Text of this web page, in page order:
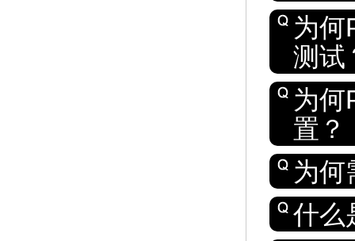
为何
测试
为何
置？
为何
什么